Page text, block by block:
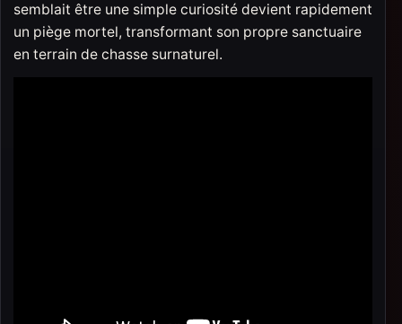
semblait être une simple curiosité devient rapidement
un piège mortel, transformant son propre sanctuaire
en terrain de chasse surnaturel.